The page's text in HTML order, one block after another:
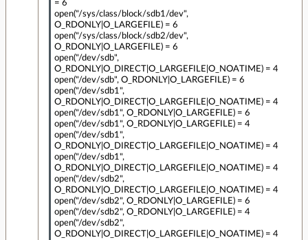
= 6
open("/sys/class/block/sdb1/dev",
O_RDONLY|O_LARGEFILE) = 6
open("/sys/class/block/sdb2/dev",
O_RDONLY|O_LARGEFILE) = 6
open("/dev/sdb",
O_RDONLY|O_DIRECT|O_LARGEFILE|O_NOATIME) = 4
open("/dev/sdb", O_RDONLY|O_LARGEFILE) = 6
open("/dev/sdb1",
O_RDONLY|O_DIRECT|O_LARGEFILE|O_NOATIME) = 4
open("/dev/sdb1", O_RDONLY|O_LARGEFILE) = 6
open("/dev/sdb1", O_RDONLY|O_LARGEFILE) = 4
open("/dev/sdb1",
O_RDONLY|O_DIRECT|O_LARGEFILE|O_NOATIME) = 4
open("/dev/sdb1",
O_RDONLY|O_DIRECT|O_LARGEFILE|O_NOATIME) = 4
open("/dev/sdb2",
O_RDONLY|O_DIRECT|O_LARGEFILE|O_NOATIME) = 4
open("/dev/sdb2", O_RDONLY|O_LARGEFILE) = 6
open("/dev/sdb2", O_RDONLY|O_LARGEFILE) = 4
open("/dev/sdb2",
O_RDONLY|O_DIRECT|O_LARGEFILE|O_NOATIME) = 4